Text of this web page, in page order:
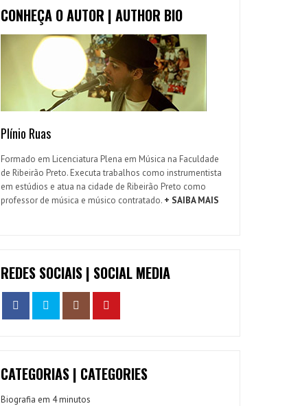
CONHEÇA O AUTOR | AUTHOR BIO
Plínio Ruas
Formado em Licenciatura Plena em Música na Faculdade
de Ribeirão Preto. Executa trabalhos como instrumentista
em estúdios e atua na cidade de Ribeirão Preto como
professor de música e músico contratado. + SAIBA MAIS
REDES SOCIAIS | SOCIAL MEDIA
CATEGORIAS | CATEGORIES
Biografia em 4 minutos